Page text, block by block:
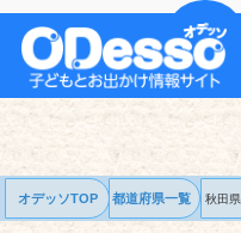
オデッソTOP 都道府県一覧 秋田